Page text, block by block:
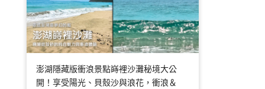
澎湖隱藏版衝浪景點嵵裡沙灘秘境大公
開！享受陽光、貝殼沙與浪花，衝浪＆